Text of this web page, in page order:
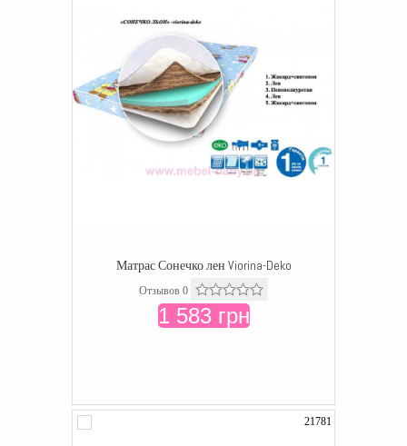
Матрас Сонечко лен Viorina-Deko
Отзывов 0
1 583 грн
21781